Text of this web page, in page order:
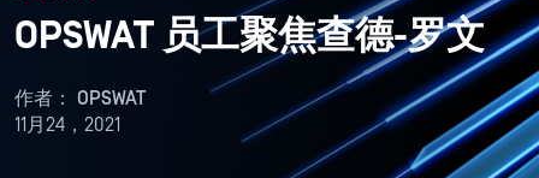
OPSWAT 员工聚焦查德-罗文
作者： OPSWAT
11月24，2021